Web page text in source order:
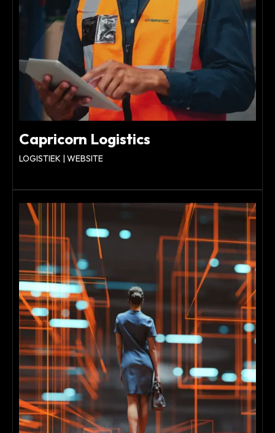
Capricorn Logistics
LOGISTIEK | WEBSITE